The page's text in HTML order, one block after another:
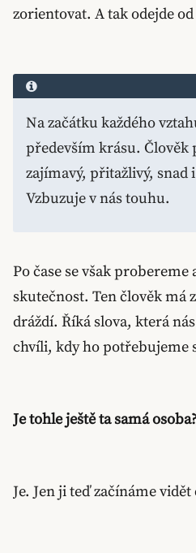
zorientovat. A tak odejde
Na začátku každého
především krásu. Člověk
zajímavý, přitažlivý, snad
Vzbuzuje v nás touhu.
Po čase se však probereme
skutečnost. Ten člověk má
dráždí. Říká slova, která
chvíli, kdy ho potřebujeme
Je tohle ještě ta samá
Je. Jen ji teď začínáme vidět